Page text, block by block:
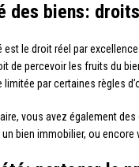
des biens:
est le droit réel par
de percevoir les fruits du
par certaines règles
vous avez également
bien immobilier, ou encore